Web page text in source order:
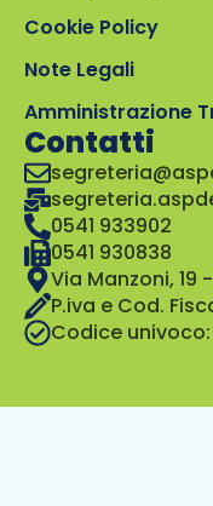
Cookie Policy
Note Legali
Amministrazione
Contatti
0541 933902
0541 930838
Via Manzoni, 19
P.iva e Cod.
Codice univoco: